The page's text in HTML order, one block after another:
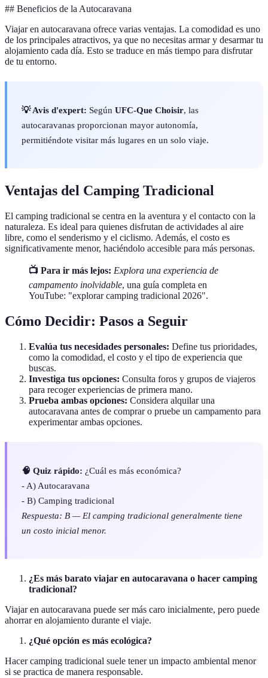
## Beneficios de la Autocaravana
Viajar en autocaravana ofrece varias ventajas. La comodidad es uno
de los principales atractivos, ya que no necesitas armar y desarmar tu
alojamiento cada día. Esto se traduce en más tiempo para disfrutar
de tu entorno.
💡 Avis d'expert: Según UFC-Que Choisir, las
autocaravanas proporcionan mayor autonomía,
permitiéndote visitar más lugares en un solo viaje.
Ventajas del Camping Tradicional
El camping tradicional se centra en la aventura y el contacto con la
naturaleza. Es ideal para quienes disfrutan de actividades al aire
libre, como el senderismo y el ciclismo. Además, el costo es
significativamente menor, haciéndolo accesible para más personas.
📺 Para ir más lejos: Explora una experiencia de
campamento inolvidable, una guía completa en
YouTube: "explorar camping tradicional 2026".
Cómo Decidir: Pasos a Seguir
Evalúa tus necesidades personales: Define tus prioridades,
como la comodidad, el costo y el tipo de experiencia que
buscas.
Investiga tus opciones: Consulta foros y grupos de viajeros
para recoger experiencias de primera mano.
Prueba ambas opciones: Considera alquilar una
autocaravana antes de comprar o pruebe un campamento para
experimentar ambas opciones.
🧠 Quiz rápido: ¿Cuál es más económica?
- A) Autocaravana
- B) Camping tradicional
Respuesta: B — El camping tradicional generalmente tiene
un costo inicial menor.
¿Es más barato viajar en autocaravana o hacer camping
tradicional?
Viajar en autocaravana puede ser más caro inicialmente, pero puede
ahorrar en alojamiento durante el viaje.
¿Qué opción es más ecológica?
Hacer camping tradicional suele tener un impacto ambiental menor
si se practica de manera responsable.